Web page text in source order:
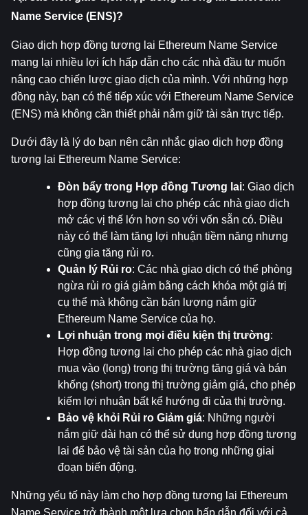
Name Service (ENS)?
Giao dịch hợp đồng tương lai Ethereum Name Service
mang lại nhiều lợi ích hấp dẫn cho các nhà đầu tư muốn
nâng cao chiến lược giao dịch của mình. Với những hợp
đồng này, bạn có thể tiếp xúc với Ethereum Name Service
(ENS) mà không cần thiết phải nắm giữ tài sản trực tiếp.
Dưới đây là lý do bạn nên cân nhắc giao dịch hợp đồng
tương lai Ethereum Name Service:
Đòn bẩy trong Hợp đồng Tương lai: Giao dịch
hợp đồng tương lai cho phép các nhà giao dịch
mở các vị thế lớn hơn so với vốn sẵn có. Điều
này có thể làm tăng lợi nhuận tiềm năng nhưng
cũng gia tăng rủi ro.
Quản lý Rủi ro: Các nhà giao dịch có thể phòng
ngừa rủi ro giá giảm bằng cách khóa một giá trị
cụ thể mà không cần bán lượng nắm giữ
Ethereum Name Service của họ.
Lợi nhuận trong mọi điều kiện thị trường:
Hợp đồng tương lai cho phép các nhà giao dịch
mua vào (long) trong thị trường tăng giá và bán
khống (short) trong thị trường giảm giá, cho phép
kiếm lợi nhuận bất kể hướng đi của thị trường.
Bảo vệ khỏi Rủi ro Giảm giá: Những người
nắm giữ dài hạn có thể sử dụng hợp đồng tương
lai để bảo vệ tài sản của họ trong những giai
đoạn biến động.
Những yếu tố này làm cho hợp đồng tương lai Ethereum
Name Service trở thành một lựa chọn hấp dẫn đối với cả